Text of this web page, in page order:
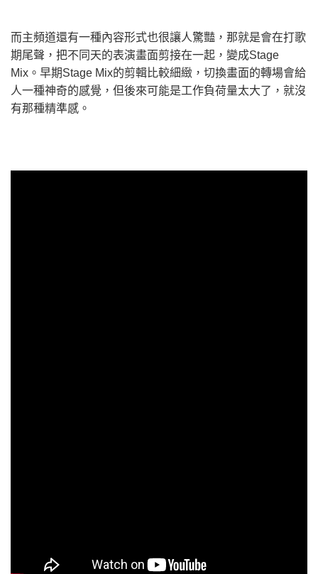
而主頻道還有一種內容形式也很讓人驚豔，那就是會在打歌
期尾聲，把不同天的表演畫面剪接在一起，變成Stage
Mix。早期Stage Mix的剪輯比較細緻，切換畫面的轉場會給
人一種神奇的感覺，但後來可能是工作負荷量太大了，就沒
有那種精準感。